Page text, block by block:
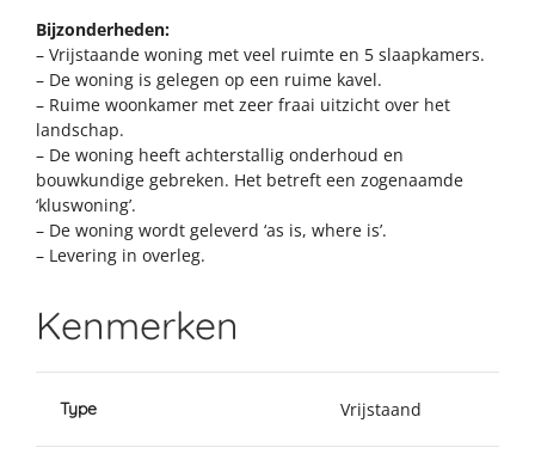
Bijzonderheden:
– Vrijstaande woning met veel ruimte en 5 slaapkamers.
– De woning is gelegen op een ruime kavel.
– Ruime woonkamer met zeer fraai uitzicht over het
landschap.
– De woning heeft achterstallig onderhoud en
bouwkundige gebreken. Het betreft een zogenaamde
‘kluswoning’.
– De woning wordt geleverd ‘as is, where is’.
– Levering in overleg.
Kenmerken
Type Vrijstaand